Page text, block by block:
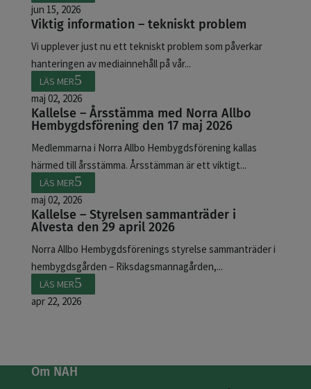
jun 15, 2026
Viktig information – tekniskt problem
Vi upplever just nu ett tekniskt problem som påverkar
hanteringen av mediainnehåll på vår...
LÄS MER
maj 02, 2026
Kallelse – Årsstämma med Norra Allbo
Hembygdsförening den 17 maj 2026
Medlemmarna i Norra Allbo Hembygdsförening kallas
härmed till årsstämma. Årsstämman är ett viktigt...
LÄS MER
maj 02, 2026
Kallelse – Styrelsen sammanträder i
Alvesta den 29 april 2026
Norra Allbo Hembygdsförenings styrelse sammanträder i
hembygdsgården – Riksdagsmannagården,...
LÄS MER
apr 22, 2026
Om NAH